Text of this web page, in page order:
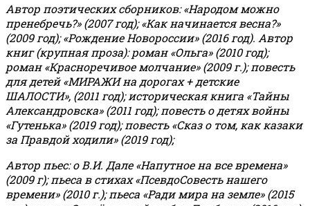
Автор поэтических сборников: «Народом можно
пренебречь?» (2007 год); «Как начинается весна?»
(2009 год); «Рождение Новороссии» (2016 год). Автор
книг (крупная проза): роман «Ольга» (2010 год);
роман «Красноречивое молчание» (2009 г.); повесть
для детей «МИРАЖИ на дорогах + детские
ШАЛОСТИ», (2011 год); историческая книга «Тайны
Александровска» (2011 год); повесть о детях войны
«Гутенька» (2019 год); повесть «Сказ о том, как казаки
за Правдой ходили» (2019 год);
Автор пьес: о В.И. Дале «Напутное на все времена»
(2009 г); пьеса в стихах «ПсевдоСовесть нашего
времени» (2010 г.); пьеса «Ради мира на земле» (2015